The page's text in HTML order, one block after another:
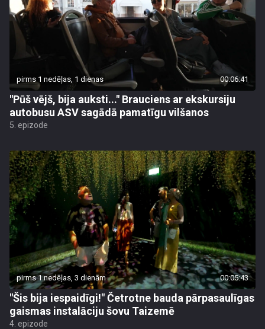
pirms 1 nedēļas, 1 dienas 00:06:41
"Pūš vējš, bija auksti..." Brauciens ar ekskursiju
autobusu ASV sagādā pamatīgu vilšanos
5. epizode
pirms 1 nedēļas, 3 dienām 00:05:43
"Šis bija iespaidīgi!" Četrotne bauda pārpasaulīgas
gaismas instalāciju šovu Taizemē
4. epizode